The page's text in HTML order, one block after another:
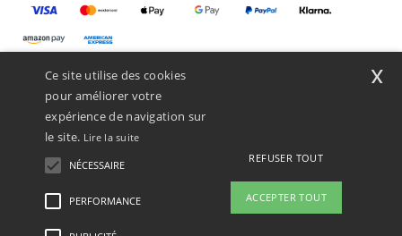
Ce site utilise des cookies
pour améliorer votre
expérience de navigation sur
le site. Lire la suite
NÉCESSAIRE
PERFORMANCE
REFUSER TOUT
ACCEPTER TOUT
x